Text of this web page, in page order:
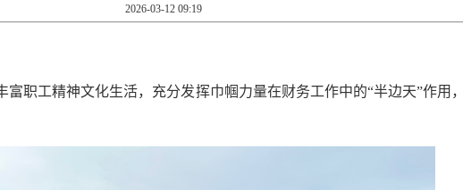
2026-03-12 09:19
富职工精神文化生活，充分发挥巾帼力量在财务工作中的“半边天”作用